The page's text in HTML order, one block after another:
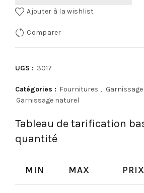
Ajouter à la wishlist
Comparer
UGS : 3017
Catégories : Fournitures , Garnissage
Garnissage naturel
Tableau de tarification
quantité
MIN MAX